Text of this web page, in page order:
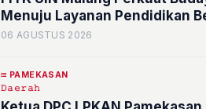
Menuju Layanan Pendidikan
06 AGUSTUS 2026
PAMEKASAN
𝙳𝚊𝚎𝚛𝚊𝚑